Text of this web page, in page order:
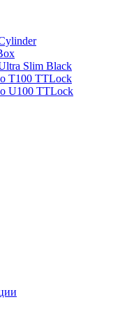
Slim Black
T100 TTLock
U100 TTLock